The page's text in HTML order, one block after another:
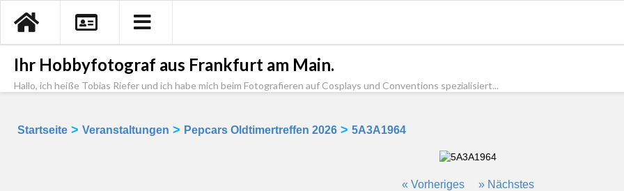
Ihr Hobbyfotograf aus Frankfurt am Main.
Hallo, ich heiße Tobias Riefer und ich habe mich beim Fotografieren auf Cosplays und Conventions spezialisiert...
Startseite > Veranstaltungen > Pepcars Oldtimertreffen 2026 > 5A3A1964
« Vorheriges » Nächstes